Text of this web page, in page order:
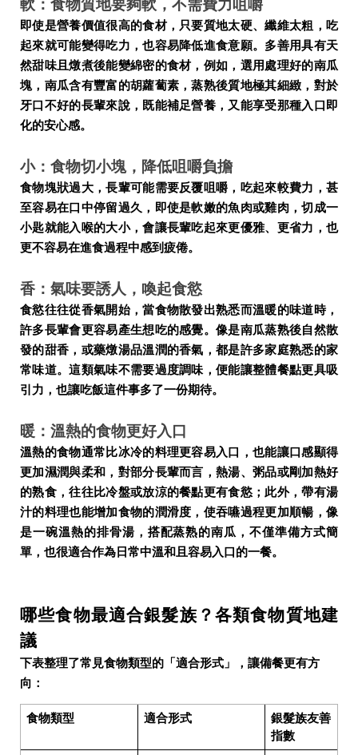
軟：食物質地要夠軟，不需費力咀嚼
即使是營養價值很高的食材，只要質地太硬、纖維太粗，吃
起來就可能變得吃力，也容易降低進食意願。多善用具有天
然甜味且燉煮後能變綿密的食材，例如，選用處理好的南瓜
塊，南瓜含有豐富的胡蘿蔔素，蒸熟後質地極其細緻，對於
牙口不好的長輩來說，既能補足營養，又能享受那種入口即
化的安心感。
小：食物切小塊，降低咀嚼負擔
食物塊狀過大，長輩可能需要反覆咀嚼，吃起來較費力，甚
至容易在口中停留過久，即使是軟嫩的魚肉或雞肉，切成一
小匙就能入喉的大小，會讓長輩吃起來更優雅、更省力，也
更不容易在進食過程中感到疲倦。
香：氣味要誘人，喚起食慾
食慾往往從香氣開始，當食物散發出熟悉而溫暖的味道時，
許多長輩會更容易產生想吃的感覺。像是南瓜蒸熟後自然散
發的甜香，或藥燉湯品溫潤的香氣，都是許多家庭熟悉的家
常味道。這類氣味不需要過度調味，便能讓整體餐點更具吸
引力，也讓吃飯這件事多了一份期待。
暖：溫熱的食物更好入口
溫熱的食物通常比冰冷的料理更容易入口，也能讓口感顯得
更加濕潤與柔和，對部分長輩而言，熱湯、粥品或剛加熱好
的熟食，往往比冷盤或放涼的餐點更有食慾；此外，帶有湯
汁的料理也能增加食物的潤滑度，使吞嚥過程更加順暢，像
是一碗溫熱的排骨湯，搭配蒸熟的南瓜，不僅準備方式簡
單，也很適合作為日常中溫和且容易入口的一餐。
哪些食物最適合銀髮族？各類食物質地建
議
下表整理了常見食物類型的「適合形式」，讓備餐更有方
向：
食物類型 適合形式
銀髮族友善
指數